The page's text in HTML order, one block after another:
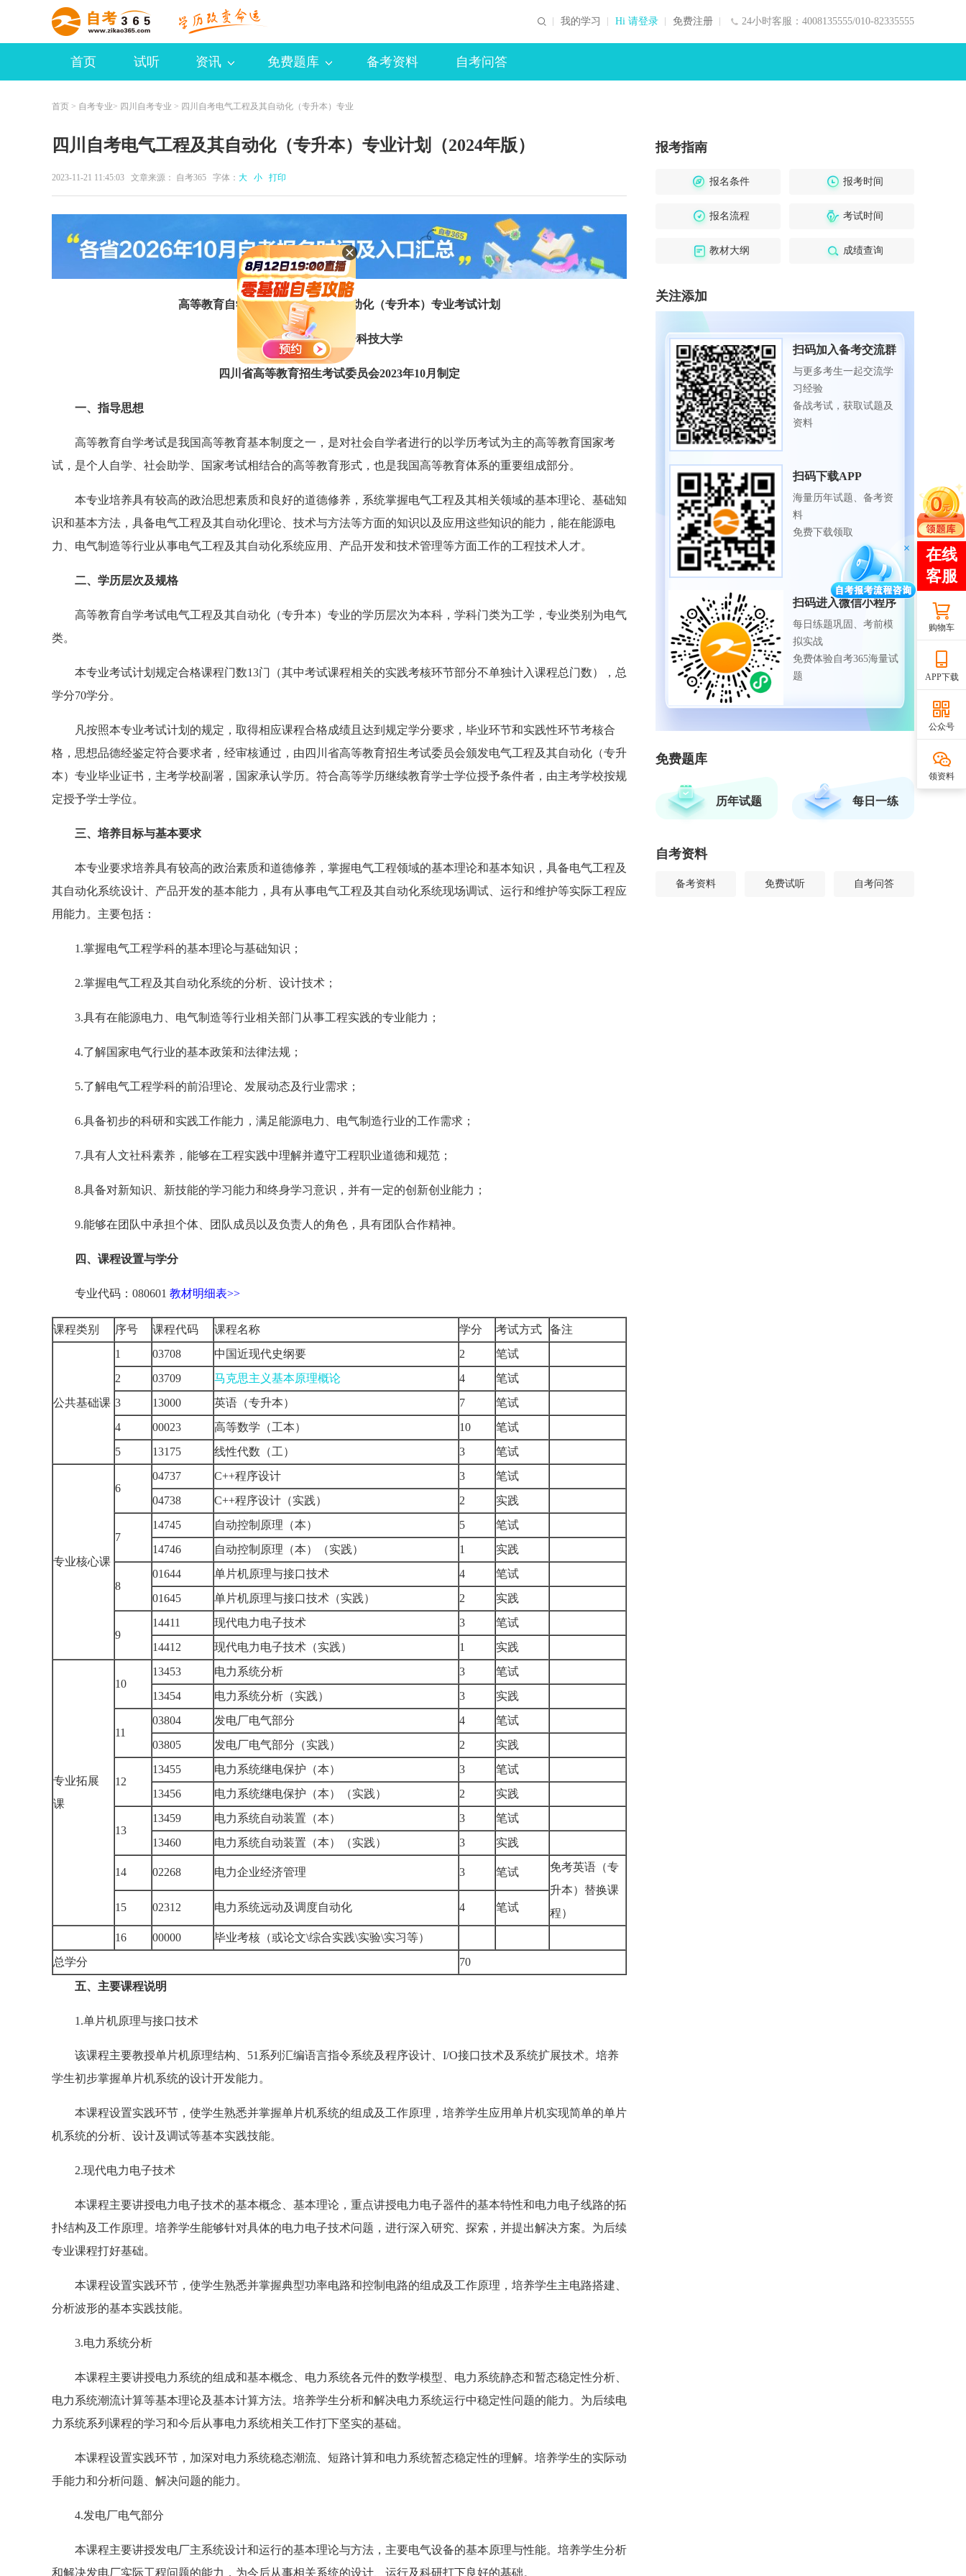
24小时客服：4008135555/010-82335555
我的学习 Hi 请登录 免费注册
首页 试听 资讯 免费题库 备考资料 自考问答
首页 > 自考专业> 四川自考专业 > 四川自考电气工程及其自动化（专升本）专业
四川自考电气工程及其自动化（专升本）专业计划（2024年版）
2023-11-21 11:45:03 文章来源： 自考365 字体： 大 小 打印
高等教育自学考试电气工程及其自动化（专升本）专业考试计划
主考学校：电子科技大学
四川省高等教育招生考试委员会2023年10月制定
一、指导思想
高等教育自学考试是我国高等教育基本制度之一，是对社会自学者进行的以学历考试为主的高等教育国家考
试，是个人自学、社会助学、国家考试相结合的高等教育形式，也是我国高等教育体系的重要组成部分。
本专业培养具有较高的政治思想素质和良好的道德修养，系统掌握电气工程及其相关领域的基本理论、基础知
识和基本方法，具备电气工程及其自动化理论、技术与方法等方面的知识以及应用这些知识的能力，能在能源电
力、电气制造等行业从事电气工程及其自动化系统应用、产品开发和技术管理等方面工作的工程技术人才。
二、学历层次及规格
高等教育自学考试电气工程及其自动化（专升本）专业的学历层次为本科，学科门类为工学，专业类别为电气
类。
本专业考试计划规定合格课程门数13门（其中考试课程相关的实践考核环节部分不单独计入课程总门数），总
学分70学分。
凡按照本专业考试计划的规定，取得相应课程合格成绩且达到规定学分要求，毕业环节和实践性环节考核合
格，思想品德经鉴定符合要求者，经审核通过，由四川省高等教育招生考试委员会颁发电气工程及其自动化（专升
本）专业毕业证书，主考学校副署，国家承认学历。符合高等学历继续教育学士学位授予条件者，由主考学校按规
定授予学士学位。
三、培养目标与基本要求
本专业要求培养具有较高的政治素质和道德修养，掌握电气工程领域的基本理论和基本知识，具备电气工程及
其自动化系统设计、产品开发的基本能力，具有从事电气工程及其自动化系统现场调试、运行和维护等实际工程应
用能力。主要包括：
1.掌握电气工程学科的基本理论与基础知识；
2.掌握电气工程及其自动化系统的分析、设计技术；
3.具有在能源电力、电气制造等行业相关部门从事工程实践的专业能力；
4.了解国家电气行业的基本政策和法律法规；
5.了解电气工程学科的前沿理论、发展动态及行业需求；
6.具备初步的科研和实践工作能力，满足能源电力、电气制造行业的工作需求；
7.具有人文社科素养，能够在工程实践中理解并遵守工程职业道德和规范；
8.具备对新知识、新技能的学习能力和终身学习意识，并有一定的创新创业能力；
9.能够在团队中承担个体、团队成员以及负责人的角色，具有团队合作精神。
四、课程设置与学分
专业代码：080601 教材明细表>>
课程类别 序号 课程代码 课程名称 学分 考试方式 备注
公共基础课
1 03708 中国近现代史纲要 2
笔试
2
03709 马克思主义基本原理概论 4
笔试
3
13000 英语（专升本） 7
笔试
4
00023 高等数学（工本） 10
笔试
5
13175 线性代数（工） 3 笔试
专业核心课
6
04737 C++程序设计 3
笔试
04738
C++程序设计（实践） 2 实践
7
14745 自动控制原理（本） 5
笔试
14746
自动控制原理（本）（实践） 1 实践
8
01644 单片机原理与接口技术 4
笔试
01645
单片机原理与接口技术（实践） 2 实践
9
14411 现代电力电子技术 3
笔试
14412
现代电力电子技术（实践） 1 实践
专业拓展
课
10
13453 电力系统分析 3
笔试
13454
电力系统分析（实践） 3 实践
11
03804 发电厂电气部分 4
笔试
03805
发电厂电气部分（实践） 2 实践
12
13455 电力系统继电保护（本） 3
笔试
13456
电力系统继电保护（本）（实践） 2 实践
13
13459 电力系统自动装置（本） 3
笔试
13460
电力系统自动装置（本）（实践） 3 实践
14 02268 电力企业经济管理 3 笔试
免考英语（专
升本）替换课
程）
15 02312 电力系统远动及调度自动化 4 笔试
16 00000
毕业考核（或论文\综合实践\实验\实习等）
总学分
70
五、主要课程说明
1.单片机原理与接口技术
该课程主要教授单片机原理结构、51系列汇编语言指令系统及程序设计、I/O接口技术及系统扩展技术。培养
学生初步掌握单片机系统的设计开发能力。
本课程设置实践环节，使学生熟悉并掌握单片机系统的组成及工作原理，培养学生应用单片机实现简单的单片
机系统的分析、设计及调试等基本实践技能。
2.现代电力电子技术
本课程主要讲授电力电子技术的基本概念、基本理论，重点讲授电力电子器件的基本特性和电力电子线路的拓
扑结构及工作原理。培养学生能够针对具体的电力电子技术问题，进行深入研究、探索，并提出解决方案。为后续
专业课程打好基础。
本课程设置实践环节，使学生熟悉并掌握典型功率电路和控制电路的组成及工作原理，培养学生主电路搭建、
分析波形的基本实践技能。
3.电力系统分析
本课程主要讲授电力系统的组成和基本概念、电力系统各元件的数学模型、电力系统静态和暂态稳定性分析、
电力系统潮流计算等基本理论及基本计算方法。培养学生分析和解决电力系统运行中稳定性问题的能力。为后续电
力系统系列课程的学习和今后从事电力系统相关工作打下坚实的基础。
本课程设置实践环节，加深对电力系统稳态潮流、短路计算和电力系统暂态稳定性的理解。培养学生的实际动
手能力和分析问题、解决问题的能力。
4.发电厂电气部分
本课程主要讲授发电厂主系统设计和运行的基本理论与方法，主要电气设备的基本原理与性能。培养学生分析
和解决发电厂实际工程问题的能力，为今后从事相关系统的设计、运行及科研打下良好的基础。
报考指南
报名条件 报考时间
报名流程 考试时间
教材大纲 成绩查询
关注添加
扫码加入备考交流群
与更多考生一起交流学
习经验
备战考试，获取试题及
资料
扫码下载APP
海量历年试题、备考资
料
免费下载领取
扫码进入微信小程序
每日练题巩固、考前模
拟实战
免费体验自考365海量试
题
免费题库
历年试题 每日一练
自考资料
备考资料 免费试听 自考问答
购物车
APP下载
公众号
领资料